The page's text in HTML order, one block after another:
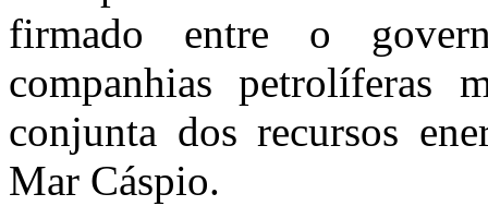
firmado entre o
companhias petrolíferas
conjunta dos recursos
Mar Cáspio.